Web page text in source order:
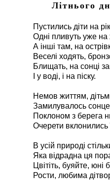
Літнього
Пустились діти на
Одні пливуть уже на
А інші там, на
Веселі ходять,
Блищать, на сонці
І у воді, і на піску.
Немов життям,
Замилувалось
Поклоном з берега
Очерети вклонились
В усій природі
Яка відрадна ця
Цвітіть, буяйте, юні
Рости, любима